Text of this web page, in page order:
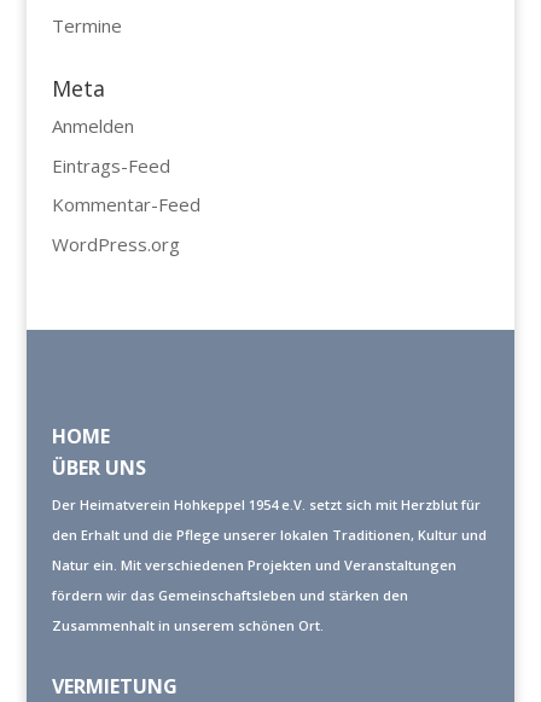
Termine
Meta
Anmelden
Eintrags-Feed
Kommentar-Feed
WordPress.org
HOME
ÜBER UNS
Der Heimatverein Hohkeppel 1954 e.V. setzt sich mit Herzblut für
den Erhalt und die Pflege unserer lokalen Traditionen, Kultur und
Natur ein. Mit verschiedenen Projekten und Veranstaltungen
fördern wir das Gemeinschaftsleben und stärken den
Zusammenhalt in unserem schönen Ort.
VERMIETUNG